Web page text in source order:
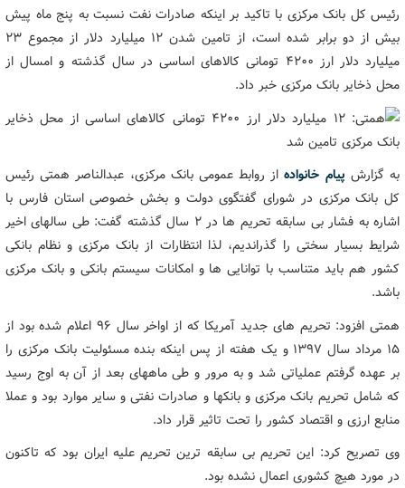
رئیس کل بانک مرکزی با تاکید بر اینکه صادرات نفت نسبت به پنج ماه پیش
بیش از دو برابر شده است، از تامین شدن ۱۲ میلیارد دلار از مجموع ۲۳
میلیارد دلار ارز ۴۲۰۰ تومانی کالاهای اساسی در سال گذشته و امسال از
محل ذخایر بانک مرکزی خبر داد.
به گزارش پیام خانواده از روابط عمومی بانک مرکزی، عبدالناصر همتی رئیس
کل بانک مرکزی در شورای گفتگوی دولت و بخش خصوصی استان فارس با
اشاره به فشار بی سابقه تحریم ها در 2 سال گذشته گفت: طی سالهای اخیر
شرایط بسیار سختی را گذراندیم، لذا انتظارات از بانک مرکزی و نظام بانکی
کشور هم باید متناسب با توانایی ها و امکانات سیستم بانکی و بانک مرکزی
باشد.
همتی افزود: تحریم های جدید آمریکا که از اواخر سال ۹۶ اعلام شده بود از
15 مرداد سال 1397 و یک هفته از پس اینکه بنده مسئولیت بانک مرکزی را
بر عهده گرفتم عملیاتی شد و به مرور و طی ماههای بعد از آن به اوج رسید
که شامل تحریم بانک مرکزی و بانکها و صادرات نفتی و سایر موارد بود و عملا
منابع ارزی و اقتصاد کشور را تحت تاثیر قرار داد.
وی تصریح کرد: این تحریم بی سابقه ترین تحریم علیه ایران بود که تاکنون
در مورد هیچ کشوری اعمال نشده بود.